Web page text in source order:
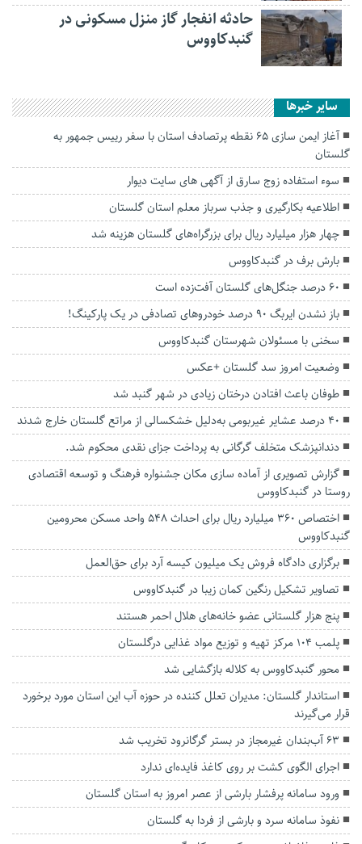
حادثه انفجار گاز منزل مسکونی در
گنبدکاووس
سایر خبرها
آغاز ایمن سازی ۶۵ نقطه پرتصادف استان با سفر رییس جمهور به
گلستان
سوء استفاده زوج سارق از آگهی های سایت دیوار
اطلاعیه بکارگیری و جذب سرباز معلم استان گلستان
چهار هزار میلیارد ریال برای بزرگراه‌های گلستان هزینه شد
بارش برف در گنبدکاووس
۶۰ درصد جنگل‌های گلستان آفت‌زده است
باز نشدن ایربگ ۹۰ درصد خودروهای تصادفی در یک پارکینگ!
سخنی با مسئولان شهرستان گنبدکاووس
وضعیت امروز سد گلستان +عکس
طوفان باعث افتادن درختان زیادی در شهر گنبد شد
۴۰ درصد عشایر غیربومی به‌دلیل خشکسالی از مراتع گلستان خارج شدند
دندانپزشک متخلف گرگانی به پرداخت جزای نقدی محکوم شد.
گزارش تصویری از آماده سازی مکان جشنواره فرهنگ و توسعه اقتصادی
روستا در گنبدکاووس
اختصاص 360 میلیارد ریال برای احداث 548 واحد مسکن محرومین
گنبدکاووس
برگزاری دادگاه فروش یک میلیون کیسه آرد برای حق‌العمل‌
تصاویر تشکیل رنگین کمان زیبا در‌ گنبدکاووس
پنج هزار گلستانی عضو خانه‌های هلال احمر هستند
پلمب ۱۰۴ مرکز تهیه و توزیع مواد غذایی درگلستان
محور گنبدکاووس به کلاله بازگشایی شد
استاندار گلستان: مدیران تعلل کننده در حوزه آب این استان مورد برخورد
قرار می‌گیرند
۶۳ آب‌بندان غیرمجاز در بستر گرگانرود تخریب شد
اجرای الگوی کشت بر روی کاغذ فایده‌ای ندارد
ورود سامانه پرفشار بارشی از عصر امروز به استان گلستان
نفوذ سامانه سرد و بارشی از فردا به گلستان